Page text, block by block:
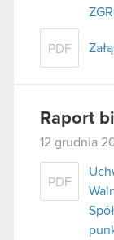
PDF
Raport
12 grudnia
PDF